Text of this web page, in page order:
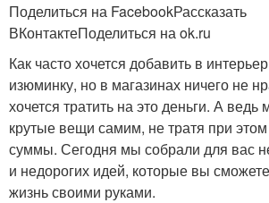
Поделиться на FacebookРассказать
ВКонтактеПоделиться на ok.ru
Как часто хочется добавить в
изюминку, но в магазинах ничего не
хочется тратить на это деньги. А ведь
крутые вещи самим, не тратя при
суммы. Сегодня мы собрали для вас
и недорогих идей, которые вы
жизнь своими руками.